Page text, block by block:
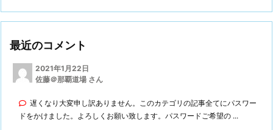
最近のコメント
2021年1月22日
佐藤＠那覇道場 さん
遅くなり大変申し訳ありません。このカテゴリの記事全てにパスワー
ドをかけました。よろしくお願い致します。パスワードご希望の ...